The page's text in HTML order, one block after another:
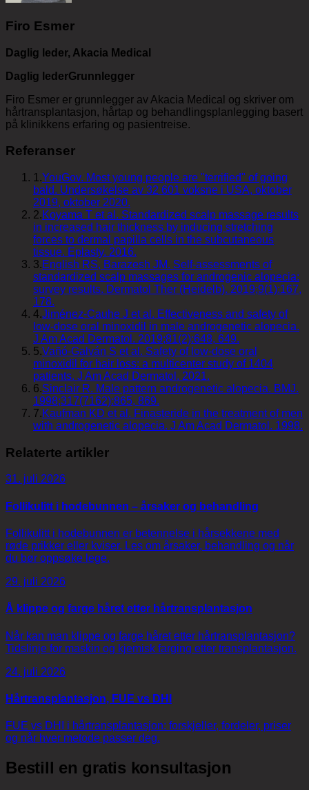
Firo Esmer
Daglig leder, Akacia Medical
Daglig lederGrunnlegger
Firo Esmer er grunnlegger av Akacia Medical og skriver om
hårtransplantasjon, hårtap og behandlingsplanlegging basert
på klinikkens erfaring og pasientreise.
Referanser
1 .YouGov. Most young people are "terrified" of going
bald. Undersøkelse av 32 601 voksne i USA, oktober
2019, oktober 2020.
2.Koyama T et al. Standardized scalp massage results
in increased hair thickness by inducing stretching
forces to dermal papilla cells in the subcutaneous
tissue. Eplasty. 2016.
3.English RS, Barazesh JM. Self-assessments of
standardized scalp massages for androgenic alopecia:
survey results. Dermatol Ther (Heidelb). 2019;9(1):167,
178.
4.Jiménez-Cauhe J et al. Effectiveness and safety of
low-dose oral minoxidil in male androgenetic alopecia.
J Am Acad Dermatol. 2019;81(2):648, 649.
5.Vañó-Galván S et al. Safety of low-dose oral
minoxidil for hair loss: a multicenter study of 1404
patients. J Am Acad Dermatol. 2021.
6.Sinclair R. Male pattern androgenetic alopecia. BMJ.
1998;317(7162):865, 869.
7.Kaufman KD et al. Finasteride in the treatment of men
with androgenetic alopecia. J Am Acad Dermatol. 1998.
Relaterte artikler
31. juli 2026
Follikulitt i hodebunnen – årsaker og behandling
Follikulitt i hodebunnen er betennelse i hårsekkene med
røde prikker eller kviser. Les om årsaker, behandling og når
du bør oppsøke lege.
29. juli 2026
Å klippe og farge håret etter hårtransplantasjon
Når kan man klippe og farge håret etter hårtransplantasjon?
Tidslinje for maskin og kjemisk farging etter transplantasjon.
24. juli 2026
Hårtransplantasjon, FUE vs DHI
FUE vs DHI i hårtransplantasjon: forskjeller, fordeler, priser
og når hver metode passer deg.
Bestill en gratis konsultasjon